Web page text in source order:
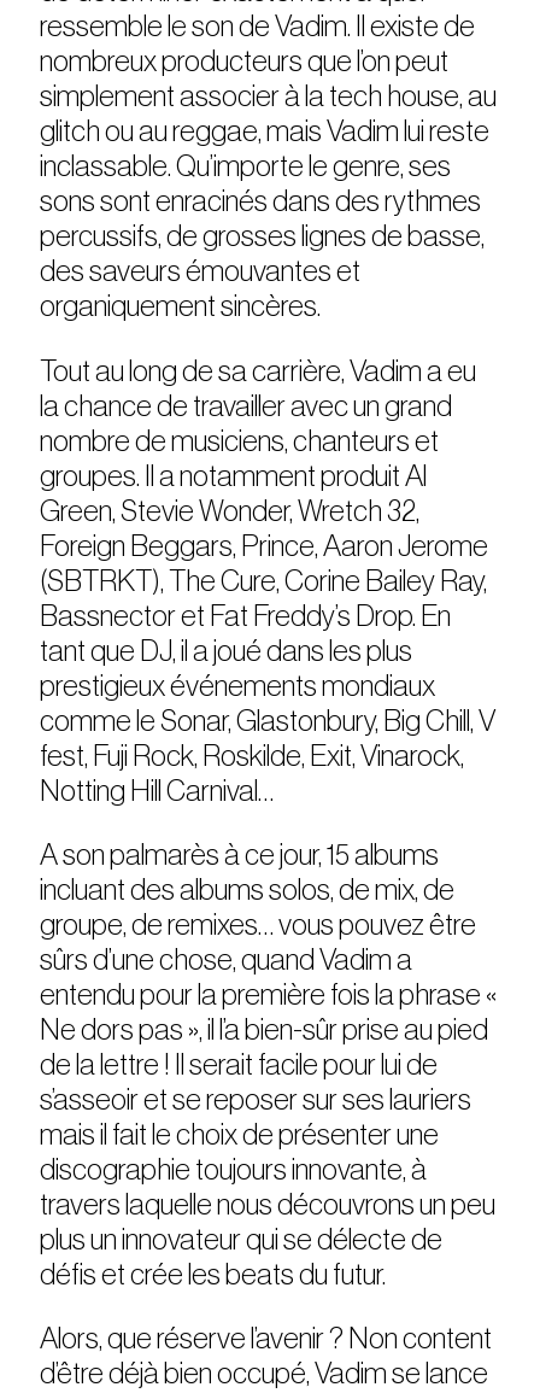
ressemble le son de Vadim. Il existe de
nombreux producteurs que l’on peut
simplement associer à la tech house, au
glitch ou au reggae, mais Vadim lui reste
inclassable. Qu’importe le genre, ses
sons sont enracinés dans des rythmes
percussifs, de grosses lignes de basse,
des saveurs émouvantes et
organiquement sincères.
Tout au long de sa carrière, Vadim a eu
la chance de travailler avec un grand
nombre de musiciens, chanteurs et
groupes. Il a notamment produit Al
Green, Stevie Wonder, Wretch 32,
Foreign Beggars, Prince, Aaron Jerome
(SBTRKT), The Cure, Corine Bailey Ray,
Bassnector et Fat Freddy’s Drop. En
tant que DJ, il a joué dans les plus
prestigieux événements mondiaux
comme le Sonar, Glastonbury, Big Chill, V
fest, Fuji Rock, Roskilde, Exit, Vinarock,
Notting Hill Carnival…
A son palmarès à ce jour, 15 albums
incluant des albums solos, de mix, de
groupe, de remixes… vous pouvez être
sûrs d’une chose, quand Vadim a
entendu pour la première fois la phrase «
Ne dors pas », il l’a bien-sûr prise au pied
de la lettre ! Il serait facile pour lui de
s’asseoir et se reposer sur ses lauriers
mais il fait le choix de présenter une
discographie toujours innovante, à
travers laquelle nous découvrons un peu
plus un innovateur qui se délecte de
défis et crée les beats du futur.
Alors, que réserve l’avenir ? Non content
d’être déjà bien occupé, Vadim se lance